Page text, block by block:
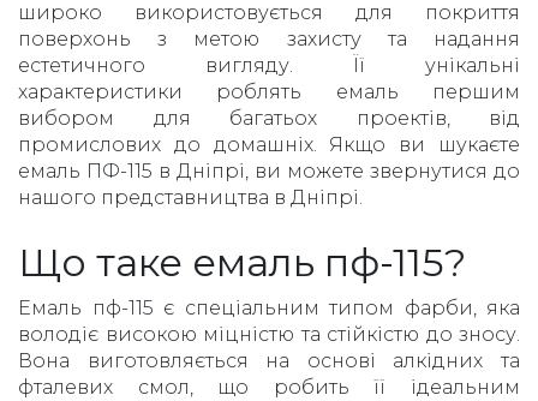
широко використовується для покриття
поверхонь з метою захисту та надання
естетичного вигляду. Її унікальні
характеристики роблять емаль першим
вибором для багатьох проектів, від
промислових до домашніх. Якщо ви шукаєте
емаль ПФ-115 в Дніпрі, ви можете звернутися до
нашого представництва в Дніпрі.
Що таке емаль пф-115?
Емаль пф-115 є спеціальним типом фарби, яка
володіє високою міцністю та стійкістю до зносу.
Вона виготовляється на основі алкідних та
фталевих смол, що робить її ідеальним